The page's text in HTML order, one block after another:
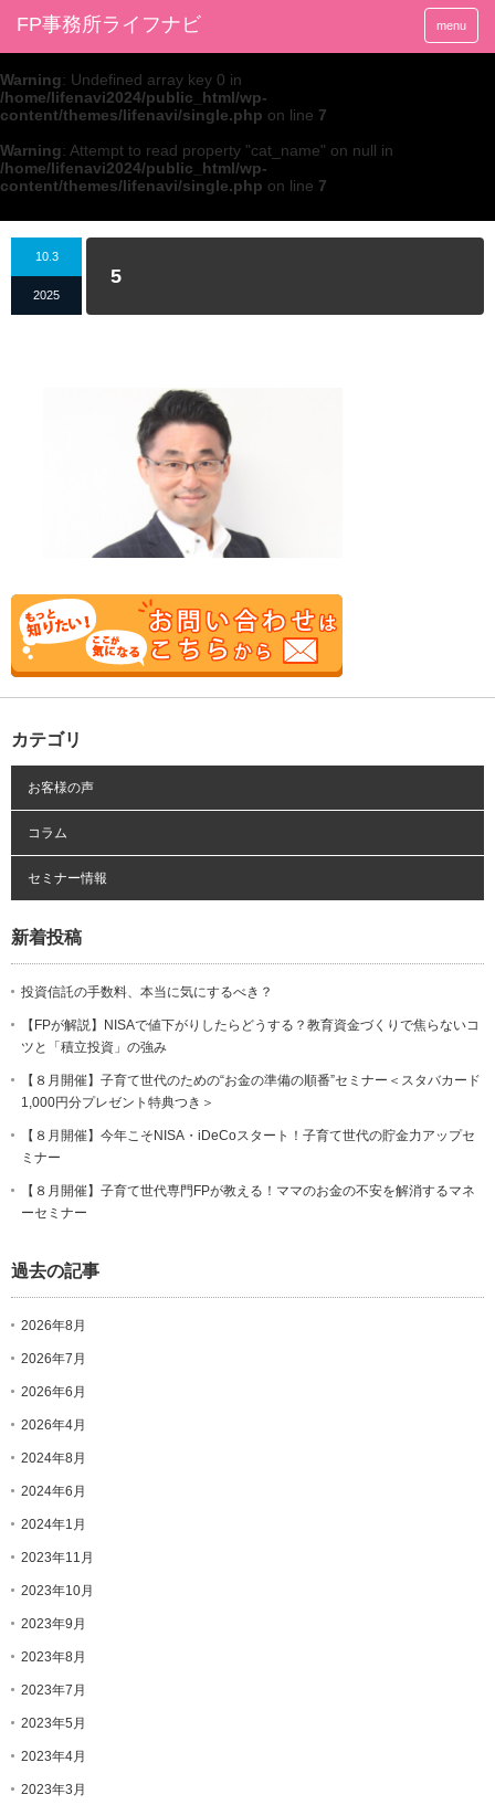
FP事務所ライフナビ menu
Warning: Undefined array key 0 in
/home/lifenavi2024/public_html/wp-
content/themes/lifenavi/single.php on line 7
Warning: Attempt to read property "cat_name" on null in
/home/lifenavi2024/public_html/wp-
content/themes/lifenavi/single.php on line 7
10.3
2025
5
カテゴリ
お客様の声
コラム
セミナー情報
新着投稿
投資信託の手数料、本当に気にするべき？
【FPが解説】NISAで値下がりしたらどうする？教育資金づくりで焦らないコ
ツと「積立投資」の強み
【８月開催】子育て世代のための“お金の準備の順番”セミナー＜スタバカード
1,000円分プレゼント特典つき＞
【８月開催】今年こそNISA・iDeCoスタート！子育て世代の貯金力アップセ
ミナー
【８月開催】子育て世代専門FPが教える！ママのお金の不安を解消するマネ
ーセミナー
過去の記事
2026年8月
2026年7月
2026年6月
2026年4月
2024年8月
2024年6月
2024年1月
2023年11月
2023年10月
2023年9月
2023年8月
2023年7月
2023年5月
2023年4月
2023年3月